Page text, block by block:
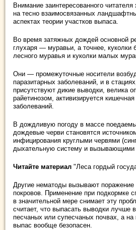
Внимание заинтересованного читателя
на тесно взаимосвязанных
аспектах теории участков выпаса.
Во время затяжных дождей основной
глухаря — муравьи, а точнее, куколки
лесного муравья и куколки малых
Они — промежуточные носители
паразитарных заболеваний, и в
присутствуют дикие выводки, велика
райетинозом, активизируется
заболеваний.
В дождливую погоду в массе
дождевые черви становятся
инфицирования круглыми червями
дыхательную систему и
Читайте материал "Леса гордый
Другие нематоды вызывают
покровов. Применение при подкормке
в значительной мере снимает эту
считает, что выпасать выводки лучше
песчаных или супесчаных почвах, а
выпас вообще безопасен.